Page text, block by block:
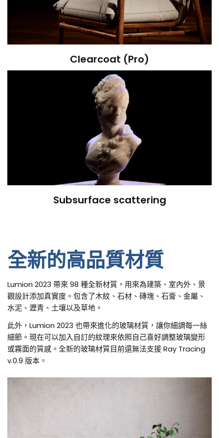
Clearcoat (Pro)
Subsurface scattering
全新的高品質材質
Lumion 2023 帶來 98 種全新材質，用來為建築、室內外、景
觀設計添加真實度。包含了木紋、石材、磚塊、石膏、金屬、
水泥、瀝青、土壤以及草地。
此外，Lumion 2023 也帶來進化的玻璃材質，讓你細調每一絲
細節。現在可以加入自訂的紋理來依照自己喜好調整玻璃變形
或霧面的質感。全新的玻璃材質目前還無法支援 Ray Tracing
v.0.9 版本。